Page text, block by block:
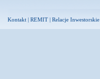
Kontakt | REMIT | Relacje Inwestorskie